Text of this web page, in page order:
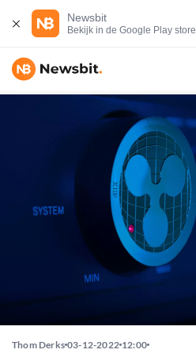
Newsbit
Bekijk in de Google Play store
Thom Derks 03-12-2022 12:00